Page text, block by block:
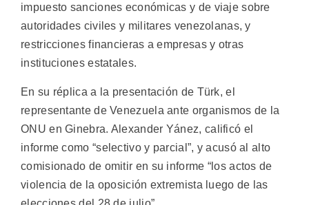
impuesto sanciones económicas y de viaje sobre
autoridades civiles y militares venezolanas, y
restricciones financieras a empresas y otras
instituciones estatales.
En su réplica a la presentación de Türk, el
representante de Venezuela ante organismos de la
ONU en Ginebra. Alexander Yánez, calificó el
informe como “selectivo y parcial”, y acusó al alto
comisionado de omitir en su informe “los actos de
violencia de la oposición extremista luego de las